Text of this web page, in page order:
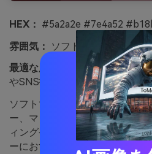
HEX： #5a2a2e #7e4a52
雰囲気：
ソフト・スモーキー・
最適な用途：
ビューティーブ
やSNS投稿
ソフトでスモーキーな印象は、
ー、マットスエードを思わせま
ィングやスキンケアのSNS、や
ーにおすすめ。ダスティモーヴ